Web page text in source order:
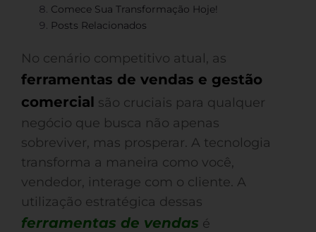
Comece Sua Transformação Hoje!
Posts Relacionados
No cenário competitivo atual, as
ferramentas de vendas e gestão
comercial são cruciais para qualquer
negócio que busca não apenas
sobreviver, mas prosperar. A tecnologia
transforma a maneira como você,
vendedor, interage com o cliente. A
utilização estratégica dessas
ferramentas de vendas é